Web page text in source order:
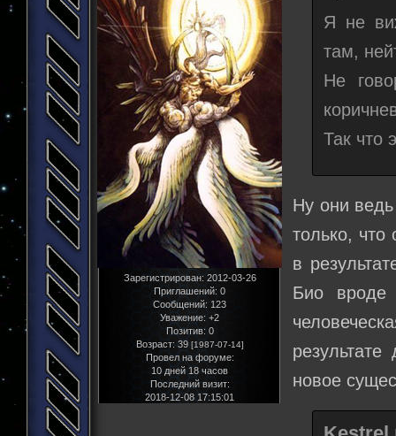
Зарегистрирован: 2012-03-26
Приглашений: 0
Сообщений: 123
Уважение: +2
Позитив: 0
Возраст: 39 [1987-07-14]
Провел на форуме:
10 дней 18 часов
Последний визит:
2018-12-08 17:15:01
Я не
там,
Не
Так что
Ну они ведь
только,
в
Био вроде
новое